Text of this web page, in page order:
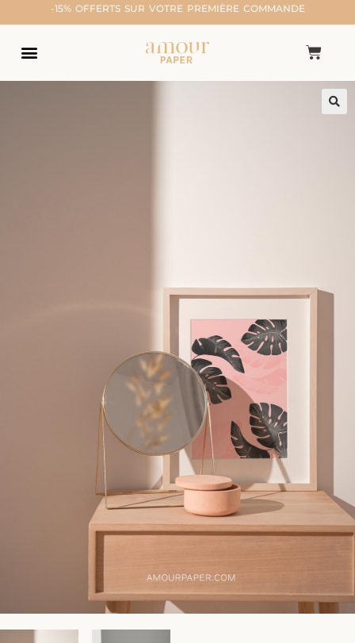
-15% OFFERTS SUR VOTRE PREMIÈRE COMMANDE